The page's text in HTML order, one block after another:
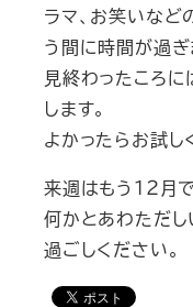
ラマ、お笑いなど
う間に時間が過ぎ
見終わったころに
します。
よかったらお試し
来週はもう１２月
何かとあわただ
過ごしください。